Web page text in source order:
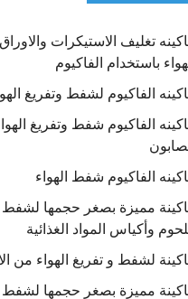
تغليف الاستيكرات
باستخدام الفاكيوم
الفاكيوم لشفط وتفريغ
الفاكيوم شفط وتفريغ
الفاكيوم شفط الهواء
مميزة بصغر حجمها لشفط
وأكياس المواد الغذائية
لشفط و تفريغ الهواء من
مميزة بصغر حجمها لشفط